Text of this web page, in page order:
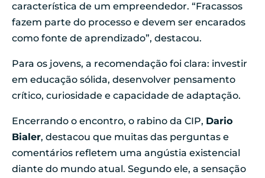
característica de um empreendedor. “Fracassos
fazem parte do processo e devem ser encarados
como fonte de aprendizado”, destacou.
Para os jovens, a recomendação foi clara: investir
em educação sólida, desenvolver pensamento
crítico, curiosidade e capacidade de adaptação.
Encerrando o encontro, o rabino da CIP, Dario
Bialer, destacou que muitas das perguntas e
comentários refletem uma angústia existencial
diante do mundo atual. Segundo ele, a sensação